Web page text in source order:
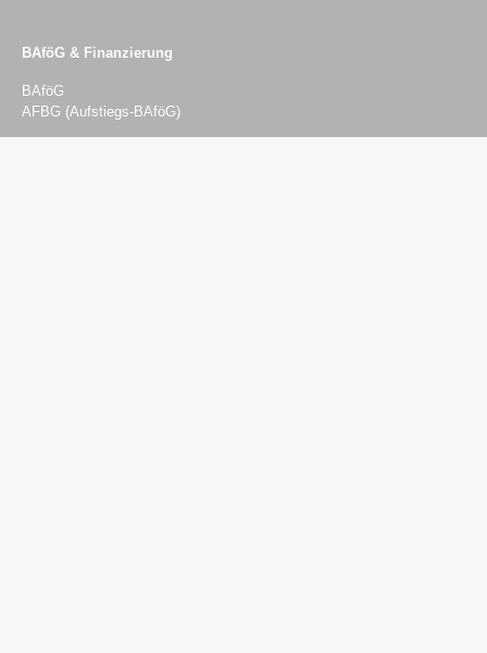
BAföG & Finanzierung
BAföG
AFBG (Aufstiegs-BAföG)